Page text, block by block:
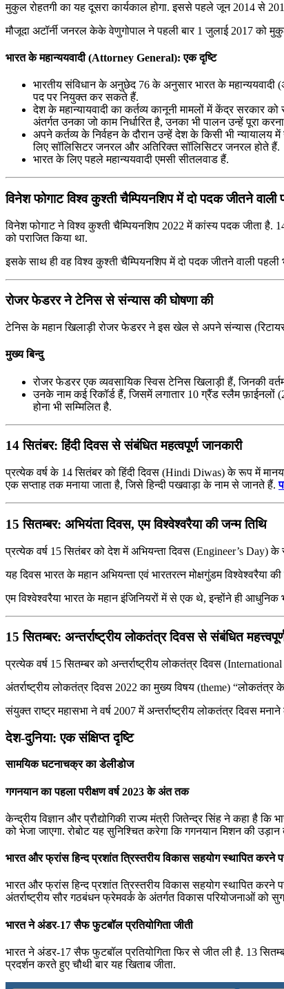
मुकुल रोहतगी का यह दूसरा कार्यकाल होगा. इससे पहले जून 2014 से
मौजूदा अटॉर्नी जनरल केके वेणुगोपाल ने पहली बार 1 जुलाई 2017 को
भारत के महान्ययवादी (Attorney General): एक दृष्टि
भारतीय संविधान के अनुछेद 76 के अनुसार भारत के महान्ययवादी
पद पर नियुक्त कर सकते हैं.
देश के महान्यायवादी का कर्तव्य कानूनी मामलों में केंद्र सरकार
अंतर्गत उनका जो काम निर्धारित है, उनका भी पालन उन्हें पूरा करना
अपने कर्तव्य के निर्वहन के दौरान उन्हें देश के किसी भी
लिए सॉलिसिटर जनरल और अतिरिक्त सॉलिसिटर जनरल होते हैं.
भारत के लिए पहले महान्ययवादी एमसी सीतलवाड हैं.
विनेश फोगाट विश्व कुश्ती चैम्पियनशिप में दो पदक जीतने वाली
विनेश फोगाट ने विश्व कुश्ती चैम्पियनशिप 2022 में कांस्य पदक जीता है.
को पराजित किया था.
इसके साथ ही वह विश्व कुश्ती चैम्पियनशिप में दो पदक जीतने वाली
रोजर फेडरर ने टेनिस से संन्यास की घोषणा की
टेनिस के महान खिलाड़ी रोजर फेडरर ने इस खेल से अपने संन्यास
मुख्य बिन्दु
रोजर फेडरर एक व्यवसायिक स्विस टेनिस खिलाड़ी हैं, जिनकी
उनके नाम कई रिकॉर्ड हैं, जिसमें लगातार 10 ग्रैंड स्लैम फ़ाईनलों
होना भी सम्मिलित है.
14 सितंबर: हिंदी दिवस से संबंधित महत्वपूर्ण जानकारी
प्रत्येक वर्ष के 14 सितंबर को हिंदी दिवस (Hindi Diwas) के रूप में
एक सप्ताह तक मनाया जाता है, जिसे हिन्दी पखवाड़ा के नाम से जानते हैं.
15 सितम्बर: अभियंता दिवस, एम विश्वेश्वरैया की जन्म तिथि
प्रत्येक वर्ष 15 सितंबर को देश में अभियन्ता दिवस (Engineer’s Day) के
यह दिवस भारत के महान अभियन्ता एवं भारतरत्न मोक्षगुंडम
एम विश्वेश्वरैया भारत के महान इंजिनियरों में से एक थे, इन्होंने ही आधुनिक
15 सितम्बर: अन्तर्राष्ट्रीय लोकतंत्र दिवस से संबंधित
प्रत्येक वर्ष 15 सितम्बर को अन्तर्राष्ट्रीय लोकतंत्र दिवस
अंतर्राष्ट्रीय लोकतंत्र दिवस 2022 का मुख्य विषय (theme) “लोकतंत्र
संयुक्त राष्ट्र महासभा ने वर्ष 2007 में अन्तर्राष्ट्रीय लोकतंत्र दिवस
देश-दुनिया: एक संक्षिप्त दृष्टि
सामयिक घटनाचक्र का डेलीडोज
गगनयान का पहला परीक्षण वर्ष 2023 के अंत तक
केन्द्रीय विज्ञान और प्रौद्योगिकी राज्य मंत्री जितेन्‍द्र सिंह ने कहा है
को भेजा जाएगा. रोबोट यह सुनिश्चित करेगा कि गगनयान मिशन की उड़ान
भारत और फ्रांस हिन्द प्रशांत त्रिस्तरीय विकास सहयोग स्थापित करने
भारत और फ्रांस हिन्द प्रशांत त्रिस्तरीय विकास सहयोग स्थापित
अंतर्राष्ट्रीय सौर गठबंधन फ्रेमवर्क के अंतर्गत विकास परियोजनाओं को
भारत ने अंडर-17 सैफ फुटबॉल प्रतियोगिता जीती
भारत ने अंडर-17 सैफ फुटबॉल प्रतियोगिता फिर से जीत ली है. 13
प्रदर्शन करते हुए चौथी बार यह खिताब जीता.